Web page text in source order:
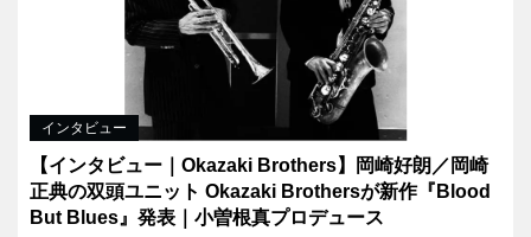
インタビュー
【インタビュー｜Okazaki Brothers】岡崎好朗／岡崎
正典の双頭ユニット Okazaki Brothersが新作『Blood
But Blues』発表｜小曽根真プロデュース